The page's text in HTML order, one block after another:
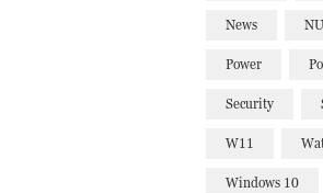
News
Power
Security
W11
Windows 10